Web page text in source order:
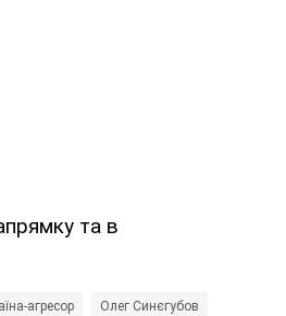
та в
агресор Олег Синєгубов